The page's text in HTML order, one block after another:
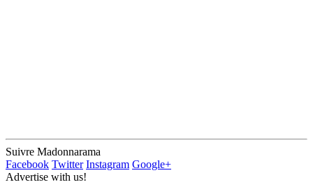
Suivre Madonnarama
Facebook Twitter Instagram Google+
Advertise with us!